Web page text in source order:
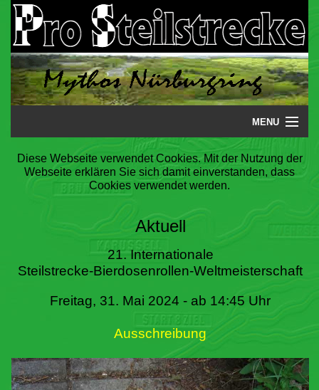
MENU
Startseite
Steilstrecke
Literatur
Termine
Diese Webseite verwendet Cookies. Mit der Nutzung der
Webseite erklären Sie sich damit einverstanden, dass
Cookies verwendet werden.
Aktuell
21. Internationale
Steilstrecke-Bierdosenrollen-Weltmeisterschaft
Freitag, 31. Mai 2024 - ab 14:45 Uhr
Ausschreibung